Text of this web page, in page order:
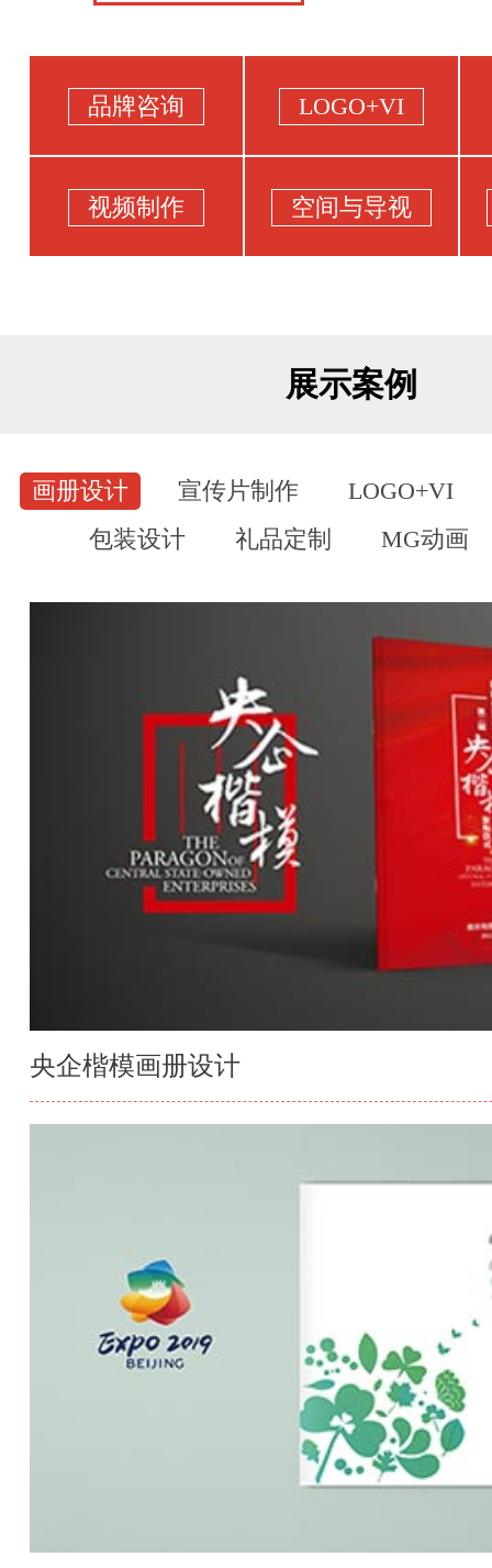
品牌咨询 LOGO+VI
视频制作 空间与导视
展示案例
画册设计 宣传片制作
LOGO+VI
包装设计
礼品定制 MG动画
央企楷模画册设计